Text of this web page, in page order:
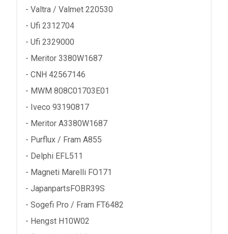
- Valtra / Valmet 220530
- Ufi 2312704
- Ufi 2329000
- Meritor 3380W1687
- CNH 42567146
- MWM 808C01703E01
- Iveco 93190817
- Meritor A3380W1687
- Purflux / Fram A855
- Delphi EFL511
- Magneti Marelli FO171
- JapanpartsFOBR39S
- Sogefi Pro / Fram FT6482
- Hengst H10W02